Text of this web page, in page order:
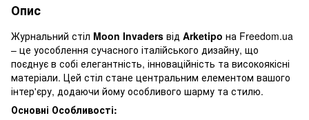
Опис
Журнальний стіл Moon Invaders від Arketipo на Freedom.ua
– це уособлення сучасного італійського дизайну, що
поєднує в собі елегантність, інноваційність та високоякісні
матеріали. Цей стіл стане центральним елементом вашого
інтер'єру, додаючи йому особливого шарму та стилю.
Основні Особливості: